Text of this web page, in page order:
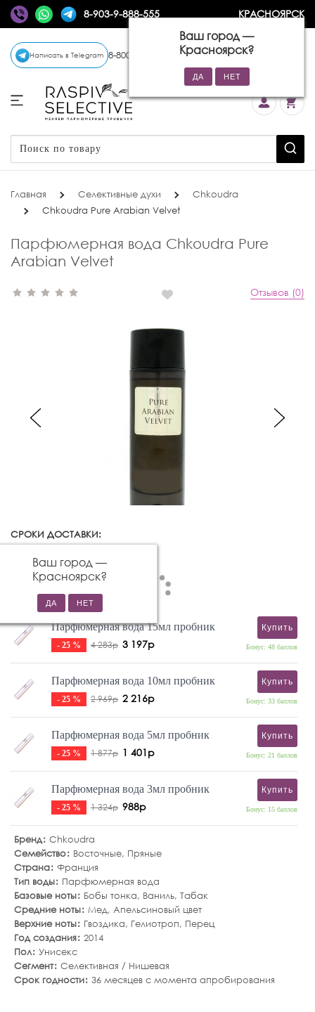
8-903-9-888-555 КРАСНОЯРСК
Ваш город —
Красноярск?
Написать в Telegram 8-800-770-72-34 (бесплатно)
Главная Селективные духи
Chkoudra
Chkoudra Pure Arabian Velvet
Парфюмерная вода Chkoudra Pure
Arabian Velvet
Отзывов (0)
СРОКИ ДОСТАВКИ:
Ваш город —
Красноярск?
Парфюмерная вода 15мл пробник
- 25 % 4 283р 3 197р
Купить
Бонус: 48 баллов
Парфюмерная вода 10мл пробник
- 25 % 2 969р 2 216р
Купить
Бонус: 33 баллов
Парфюмерная вода 5мл пробник
- 25 % 1 877р 1 401р
Купить
Бонус: 21 баллов
Парфюмерная вода 3мл пробник
- 25 % 1 324р 988р
Купить
Бонус: 15 баллов
Бренд Chkoudra
Семейство
Восточные, Пряные
Страна Франция
Тип воды
Парфюмерная вода
Базовые ноты
Бобы тонка, Ваниль, Табак
Средние ноты Мед, Апельсиновый цвет
Верхние ноты
Гвоздика, Гелиотроп, Перец
Год создания 2014
Пол Унисекс
Сегмент Селективная / Нишевая
Срок годности 36 месяцев с момента апробирования